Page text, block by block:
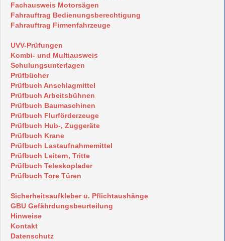
Fachausweis Motorsägen
Fahrauftrag Bedienungsberechtigung
Fahrauftrag Firmenfahrzeuge
UVV-Prüfungen
Kombi- und Multiausweis
Schulungsunterlagen
Prüfbücher
Prüfbuch Anschlagmittel
Prüfbuch Arbeitsbühnen
Prüfbuch Baumaschinen
Prüfbuch Flurförderzeuge
Prüfbuch Hub-, Zuggeräte
Prüfbuch Krane
Prüfbuch Lastaufnahmemittel
Prüfbuch Leitern, Tritte
Prüfbuch Teleskoplader
Prüfbuch Tore Türen
Sicherheitsaufkleber u. Pflichtaushänge
GBU Gefährdungsbeurteilung
Hinweise
Kontakt
Datenschutz